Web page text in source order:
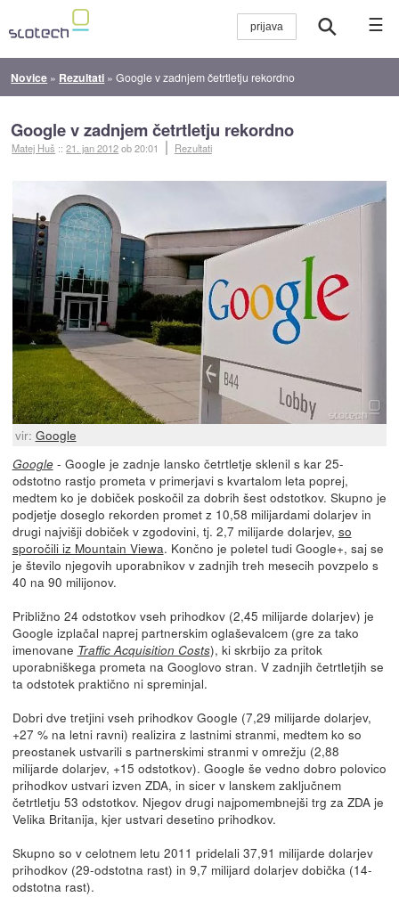
☰
Novice » Rezultati »Google v zadnjem četrtletju rekordno
Google v zadnjem četrtletju rekordno
Matej Huš ::21. jan 2012ob 20:01 Rezultati
vir: Google
Google- Google je zadnje lansko četrtletje sklenil s kar 25-
odstotno rastjo prometa v primerjavi s kvartalom leta poprej,
medtem ko je dobiček poskočil za dobrih šest odstotkov. Skupno je
podjetje doseglo rekorden promet z 10,58 milijardami dolarjev in
drugi najvišji dobiček v zgodovini, tj. 2,7 milijarde dolarjev, so
sporočili iz Mountain Viewa. Končno je poletel tudi Google+, saj se
je število njegovih uporabnikov v zadnjih treh mesecih povzpelo s
40 na 90 milijonov.
Približno 24 odstotkov vseh prihodkov (2,45 milijarde dolarjev) je
Google izplačal naprej partnerskim oglaševalcem (gre za tako
imenovane Traffic Acquisition Costs), ki skrbijo za pritok
uporabniškega prometa na Googlovo stran. V zadnjih četrtletjih se
ta odstotek praktično ni spreminjal.
Dobri dve tretjini vseh prihodkov Google (7,29 milijarde dolarjev,
+27 % na letni ravni) realizira z lastnimi stranmi, medtem ko so
preostanek ustvarili s partnerskimi stranmi v omrežju (2,88
milijarde dolarjev, +15 odstotkov). Google še vedno dobro polovico
prihodkov ustvari izven ZDA, in sicer v lanskem zaključnem
četrtletju 53 odstotkov. Njegov drugi najpomembnejši trg za ZDA je
Velika Britanija, kjer ustvari desetino prihodkov.
Skupno so v celotnem letu 2011 pridelali 37,91 milijarde dolarjev
prihodkov (29-odstotna rast) in 9,7 milijard dolarjev dobička (14-
odstotna rast).